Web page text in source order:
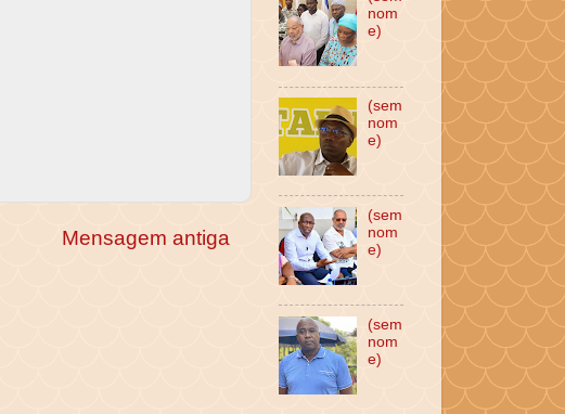
Mensagem antiga
nom
e)
(sem
nom
e)
(sem
nom
e)
(sem
nom
e)